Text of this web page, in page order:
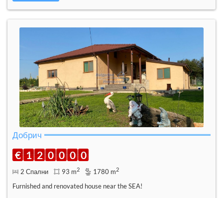
Добрич
€ 1 2 0 0 0 0
2 Спални 93 m2 1780 m2
Furnished and renovated house near the SEA!